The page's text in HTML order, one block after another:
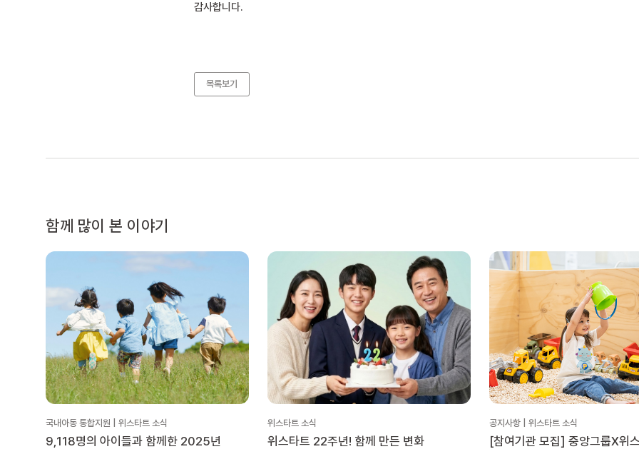
감사합니다.
목록보기
함께 많이 본 이야기
국내아동 통합지원 | 위스타트 소식
9,118명의 아이들과 함께한 2025년
위스타트 소식
위스타트 22주년! 함께 만든 변화
공지사항 | 위스타트 소식
[참여기관 모집] 중앙그룹X위